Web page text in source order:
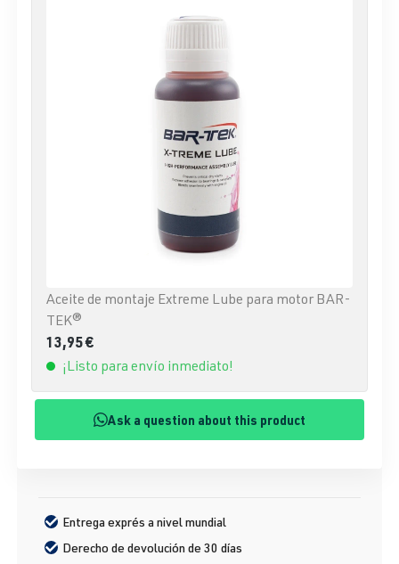
Aceite de montaje Extreme Lube para motor BAR-
TEK®
13,95 €
¡Listo para envío inmediato!
Ask a question about this product
Entrega exprés a nivel mundial
Derecho de devolución de 30 días